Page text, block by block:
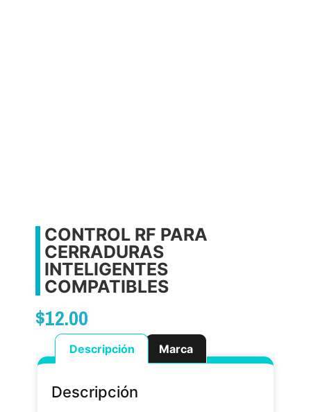
CONTROL RF PARA
CERRADURAS
INTELIGENTES
COMPATIBLES
$12.00
Descripción Marca
Descripción